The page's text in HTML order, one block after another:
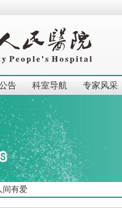
告 科室导航 专家风采
有爱